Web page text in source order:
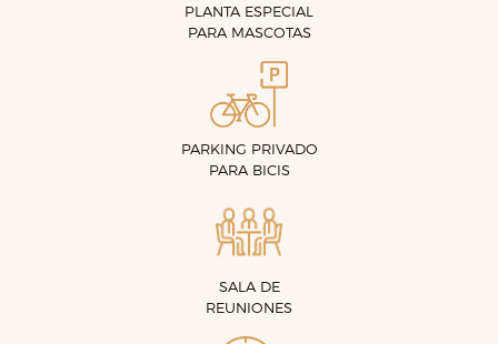
PLANTA ESPECIAL
PARA MASCOTAS
PARKING PRIVADO
PARA BICIS
SALA DE
REUNIONES